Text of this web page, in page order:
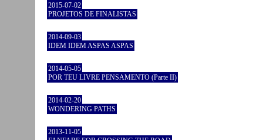
2015-07-02
PROJETOS DE FINALISTAS
2014-09-03
IDEM IDEM ASPAS ASPAS
2014-05-05
POR TEU LIVRE PENSAMENTO (Parte II)
2014-02-20
WONDERING PATHS
2013-11-05